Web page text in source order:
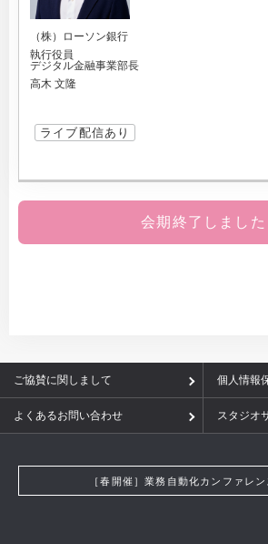
（株）ローソン銀行
執行役員
デジタル金融事業部長
高木 文隆
ライブ配信あり
会期終了しました
ご協賛に関しまして 個人情報
よくあるお問い合わせ スタジオ
［春開催］業務自動化カンファレン